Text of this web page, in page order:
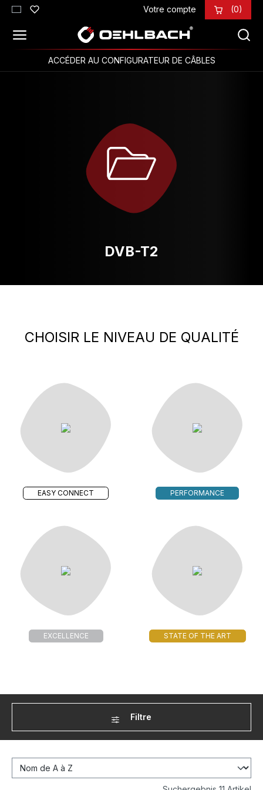
Passer au contenu principal Votre compte (0)
ACCÉDER AU CONFIGURATEUR DE CÂBLES
DVB-T2
CHOISIR LE NIVEAU DE QUALITÉ
EASY CONNECT PERFORMANCE
EXCELLENCE STATE OF THE ART
Filtre